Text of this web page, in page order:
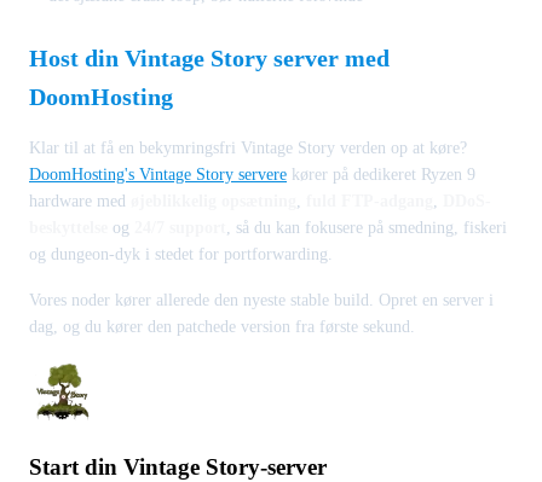
Host din Vintage Story server med
DoomHosting
Klar til at få en bekymringsfri Vintage Story verden op at køre?
DoomHosting's Vintage Story servere kører på dedikeret Ryzen 9
hardware med
og
, så du kan fokusere på smedning, fiskeri
og dungeon-dyk i stedet for portforwarding.
Vores noder kører allerede den nyeste stable build. Opret en server i
dag, og du kører den patchede version fra første sekund.
Start din Vintage Story-server